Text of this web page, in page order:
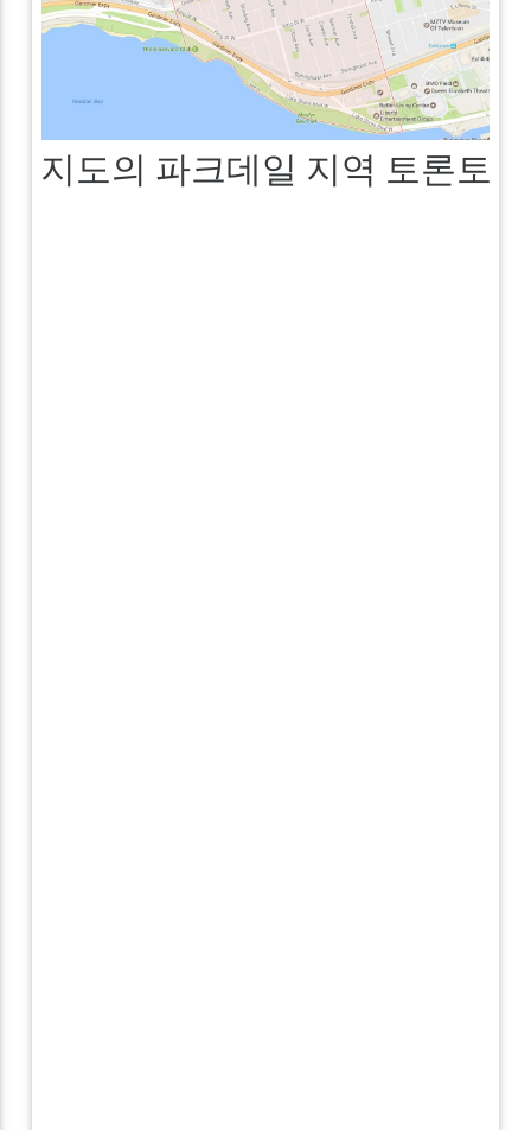
지도의 파크데일 지역 토론토